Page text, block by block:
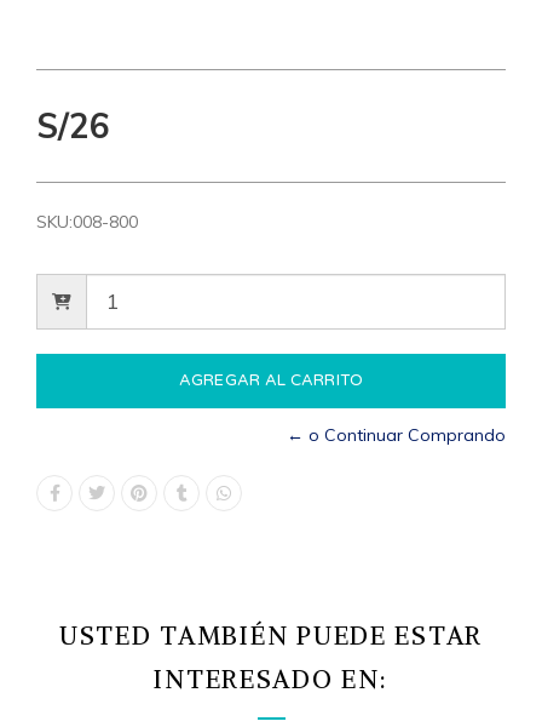
S/26
SKU:008-800
← o Continuar Comprando
USTED TAMBIÉN PUEDE ESTAR
INTERESADO EN: